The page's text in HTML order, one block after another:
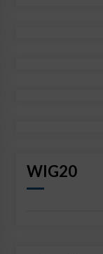
WIG20